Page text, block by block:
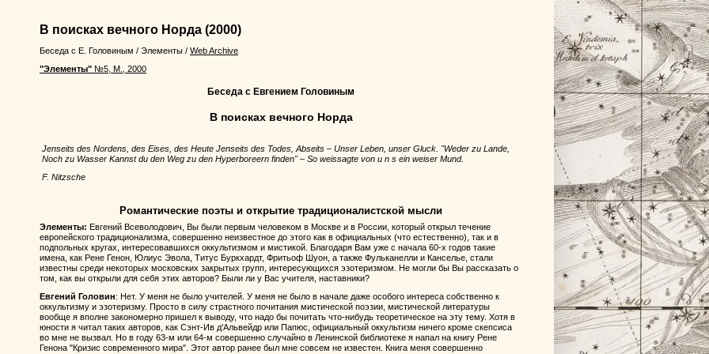
В поисках вечного Норда (2000)
Беседа с Е. Головиным / Элементы / Web Archive
"Элементы" №5, М., 2000
Беседа с Евгением Головиным
В поисках вечного Норда
Jenseits des Nordens, des Eises, des Heute Jenseits des Todes, Abseits – Unser Leben, unser Gluck. "Weder zu Lande,
Noch zu Wasser Kannst du den Weg zu den Hyperboreern finden" – So weissagte von u n s ein weiser Mund.
F. Nitzsche
Романтические поэты и открытие традиционалистской мысли
Элементы: Евгений Всеволодович, Вы были первым человеком в Москве и в России, который открыл течение
европейского традиционализма, совершенно неизвестное до этого как в официальных (что естественно), так и в
подпольных кругах, интересовавшихся оккультизмом и мистикой. Благодаря Вам уже с начала 60-х годов такие
имена, как Рене Генон, Юлиус Эвола, Титус Буркхардт, Фритьоф Шуон, а также Фульканелли и Канселье, стали
известны среди некоторых московских закрытых групп, интересующихся эзотеризмом. Не могли бы Вы рассказать о
том, как вы открыли для себя этих авторов? Были ли у Вас учителя, наставники?
Евгений Головин: Нет. У меня не было учителей. У меня не было в начале даже особого интереса собственно к
оккультизму и эзотеризму. Просто в силу страстного почитания мистической поэзии, мистической литературы
вообще я вполне закономерно пришел к выводу, что надо бы почитать что-нибудь теоретическое на эту тему. Хотя в
юности я читал таких авторов, как Сэнт-Ив д'Альвейдр или Папюс, официальный оккультизм ничего кроме скепсиса
во мне не вызвал. Но в году 63-м или 64-м совершенно случайно в Ленинской библиотеке я напал на книгу Рене
Генона "Кризис современного мира". Этот автор ранее был мне совсем не известен. Книга меня совершенно